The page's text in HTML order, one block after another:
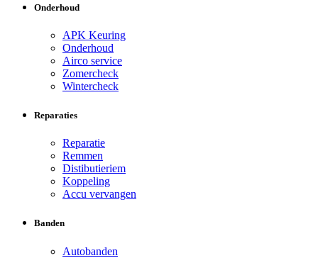
Onderhoud
APK Keuring
Onderhoud
Airco service
Zomercheck
Wintercheck
Reparaties
Reparatie
Remmen
Distibutieriem
Koppeling
Accu vervangen
Banden
Autobanden